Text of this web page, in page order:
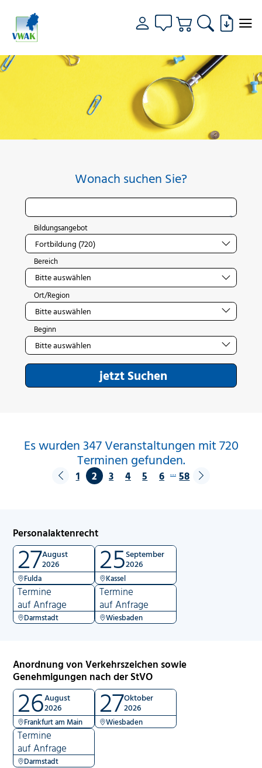
Wonach suchen Sie?
Bildungsangebot
Bereich
Ort/Region
Beginn
jetzt Suchen
Es wurden 347 Veranstaltungen mit 720
Terminen gefunden.
1 2 3 4 5 6 … 58
Personalaktenrecht
27August
2026
Fulda 25September
2026
Kassel
Termine
auf Anfrage
Darmstadt
Termine
auf Anfrage
Wiesbaden
Anordnung von Verkehrszeichen sowie
Genehmigungen nach der StVO
26August
2026
Frankfurt am Main 27Oktober
2026
Wiesbaden
Termine
auf Anfrage
Darmstadt